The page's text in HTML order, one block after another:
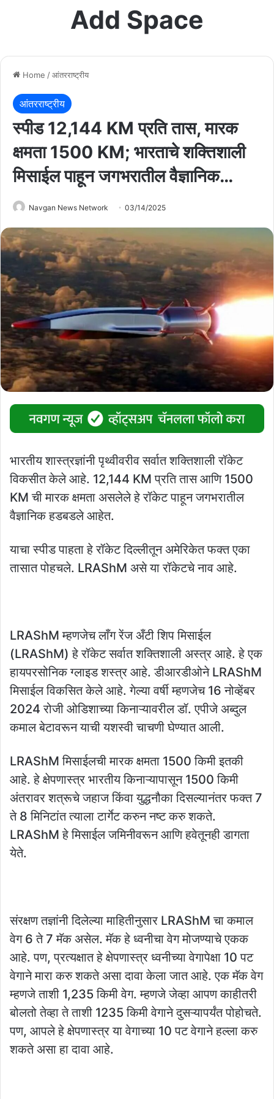
Add Space
Home /आंतरराष्ट्रीय
आंतरराष्ट्रीय
स्पीड 12,144 KM प्रति तास, मारक
क्षमता 1500 KM; भारताचे शक्तिशाली
मिसाईल पाहून जगभरातील वैज्ञानिक…
Navgan News Network 03/14/2025
भारतीय शास्त्रज्ञांनी पृथ्वीवरीव सर्वात शक्तिशाली रॉकेट
विकसीत केले आहे. 12,144 KM प्रति तास आणि 1500
KM ची मारक क्षमता असलेले हे रॉकेट पाहून जगभरातील
वैज्ञानिक हडबडले आहेत.
याचा स्पीड पाहता हे रॉकेट दिल्लीतून अमेरिकेत फक्त एका
तासात पोहचले. LRAShM असे या रॉकेटचे नाव आहे.
LRAShM म्हणजेच लाँग रेंज अँटी शिप मिसाईल
(LRAShM) हे रॉकेट सर्वात शक्तिशाली अस्त्र आहे. हे एक
हायपरसोनिक ग्लाइड शस्त्र आहे. डीआरडीओने LRAShM
मिसाईल विकसित केले आहे. गेल्या वर्षी म्हणजेच 16 नोव्हेंबर
2024 रोजी ओडिशाच्या किनाऱ्यावरील डॉ. एपीजे अब्दुल
कमाल बेटावरून याची यशस्वी चाचणी घेण्यात आली.
LRAShM मिसाईलची मारक क्षमता 1500 किमी इतकी
आहे. हे क्षेपणास्त्र भारतीय किनाऱ्यापासून 1500 किमी
अंतरावर शत्रूचे जहाज किंवा युद्धनौका दिसल्यानंतर फक्त 7
ते 8 मिनिटांत त्याला टार्गेट करुन नष्ट करु शकते.
LRAShM हे मिसाईल जमिनीवरून आणि हवेतूनही डागता
येते.
संरक्षण तज्ञांनी दिलेल्या माहितीनुसार LRAShM चा कमाल
वेग 6 ते 7 मॅक असेल. मॅक हे ध्वनीचा वेग मोजण्याचे एकक
आहे. पण, प्रत्यक्षात हे क्षेपणास्त्र ध्वनीच्या वेगापेक्षा 10 पट
वेगाने मारा करु शकते असा दावा केला जात आहे. एक मॅक वेग
म्हणजे ताशी 1,235 किमी वेग. म्हणजे जेव्हा आपण काहीतरी
बोलतो तेव्हा ते ताशी 1235 किमी वेगाने दुसऱ्यापर्यंत पोहोचते.
पण, आपले हे क्षेपणास्त्र या वेगाच्या 10 पट वेगाने हल्ला करु
शकते असा हा दावा आहे.